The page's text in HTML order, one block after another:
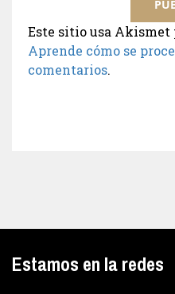
Este sitio usa Akismet
Aprende cómo se
comentarios.
Estamos en la redes